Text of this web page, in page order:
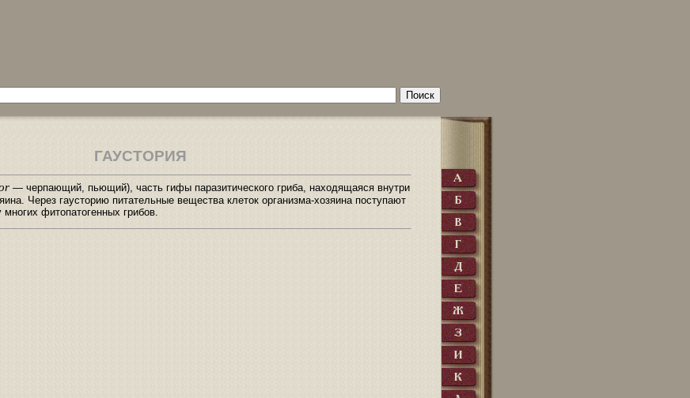
ГАУСТОРИЯ
— черпающий, пьющий), часть гифы паразитического гриба, находящаяся внутри
Через гаусторию питательные вещества клеток организма-хозяина поступают
фитопатогенных грибов.